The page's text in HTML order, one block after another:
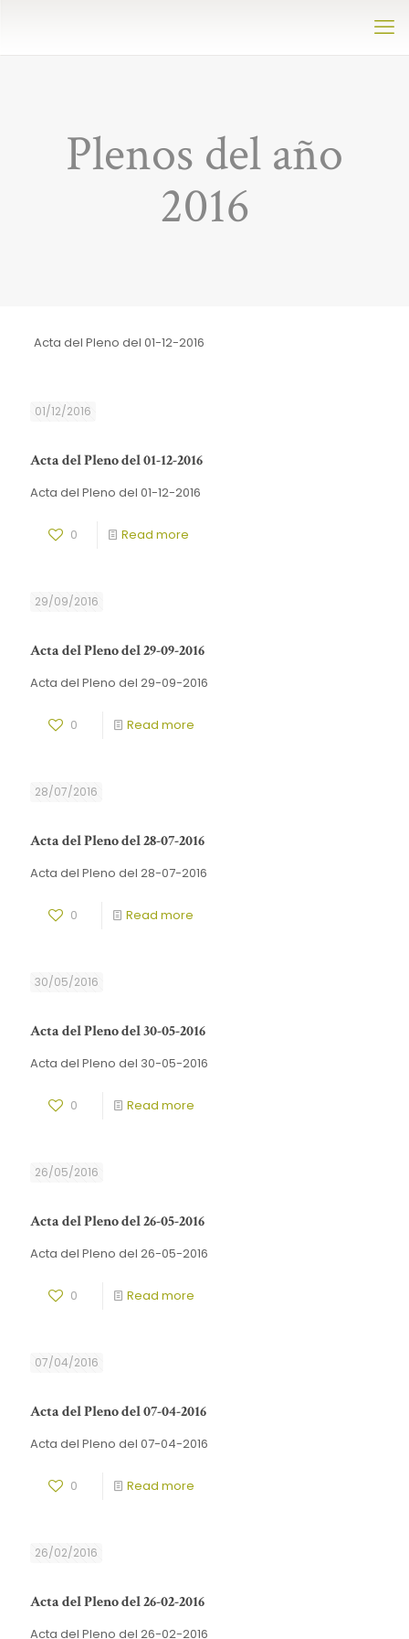
Plenos del año
2016
Acta del Pleno del 01-12-2016
01/12/2016
Acta del Pleno del 01-12-2016
Acta del Pleno del 01-12-2016
0 Read more
29/09/2016
Acta del Pleno del 29-09-2016
Acta del Pleno del 29-09-2016
0 Read more
28/07/2016
Acta del Pleno del 28-07-2016
Acta del Pleno del 28-07-2016
0 Read more
30/05/2016
Acta del Pleno del 30-05-2016
Acta del Pleno del 30-05-2016
0 Read more
26/05/2016
Acta del Pleno del 26-05-2016
Acta del Pleno del 26-05-2016
0 Read more
07/04/2016
Acta del Pleno del 07-04-2016
Acta del Pleno del 07-04-2016
0 Read more
26/02/2016
Acta del Pleno del 26-02-2016
Acta del Pleno del 26-02-2016